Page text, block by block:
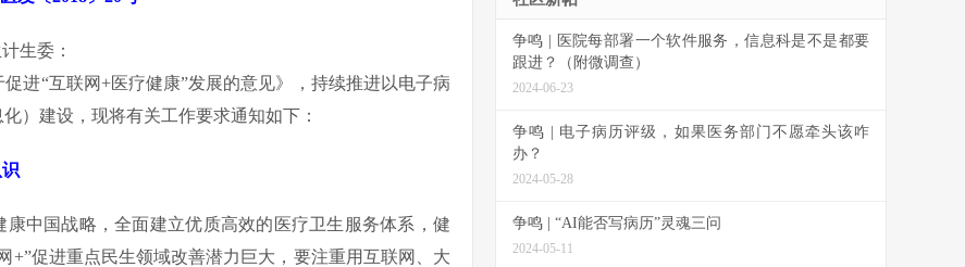
生委：
进“互联网+医疗健康”发展的意见》，持续推进以电子病
）建设，现将有关工作要求通知如下：
中国战略，全面建立优质高效的医疗卫生服务体系，健
+”促进重点民生领域改善潜力巨大，要注重用互联网、大
争鸣 | 医院每部署一个软件服务，信息科是不是都要
跟进？（附微调查）
2024-06-23
争鸣 | 电子病历评级，如果医务部门不愿牵头该咋
办？
2024-05-28
争鸣 | “AI能否写病历”灵魂三问
2024-05-11